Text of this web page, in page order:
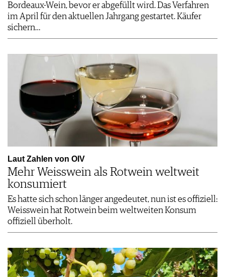
Bordeaux-Wein, bevor er abgefüllt wird. Das Verfahren
im April für den aktuellen Jahrgang gestartet. Käufer
sichern…
Laut Zahlen von OIV
Mehr Weisswein als Rotwein weltweit
konsumiert
Es hatte sich schon länger angedeutet, nun ist es offiziell:
Weisswein hat Rotwein beim weltweiten Konsum
offiziell überholt.